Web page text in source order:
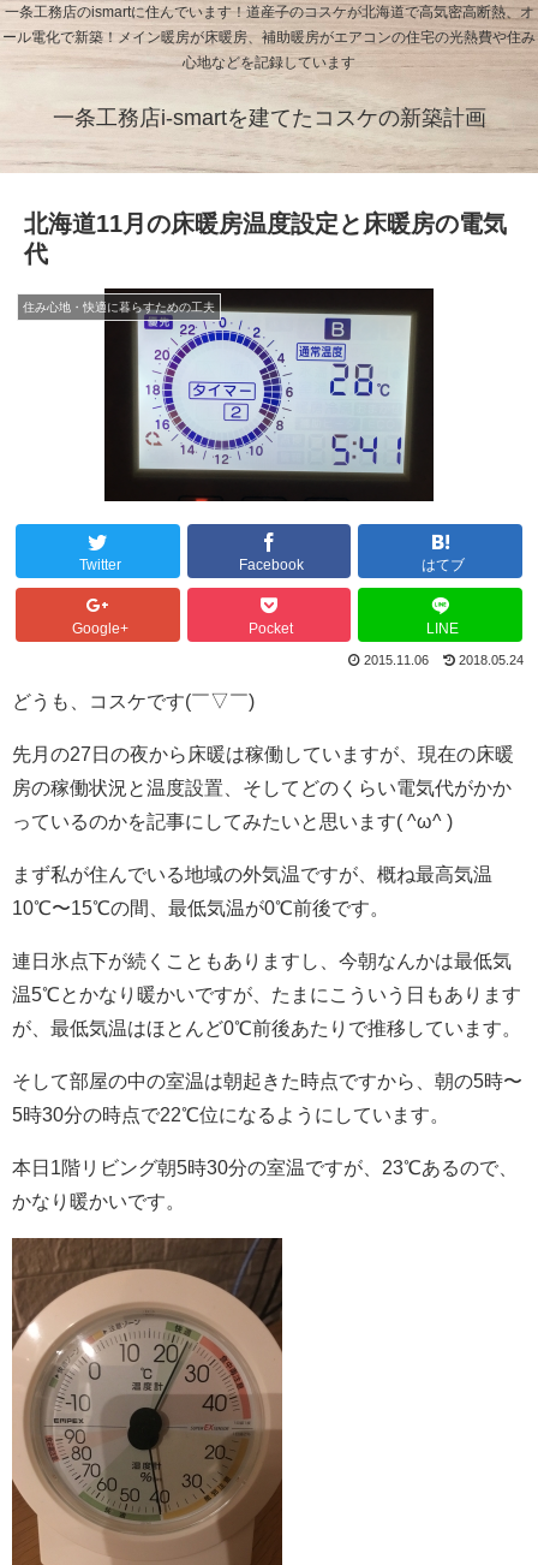
一条工務店のismartに住んでいます！道産子のコスケが北海道で高気密高断熱、オ
ール電化で新築！メイン暖房が床暖房、補助暖房がエアコンの住宅の光熱費や住み
心地などを記録しています
一条工務店i-smartを建てたコスケの新築計画
北海道11月の床暖房温度設定と床暖房の電気
代
住み心地・快適に暮らすための工夫
Twitter Facebook はてブ
Google+ Pocket LINE
2015.11.06 2018.05.24
どうも、コスケです(￣▽￣)
先月の27日の夜から床暖は稼働していますが、現在の床暖
房の稼働状況と温度設置、そしてどのくらい電気代がかか
っているのかを記事にしてみたいと思います( ^ω^ )
まず私が住んでいる地域の外気温ですが、概ね最高気温
10℃〜15℃の間、最低気温が0℃前後です。
連日氷点下が続くこともありますし、今朝なんかは最低気
温5℃とかなり暖かいですが、たまにこういう日もあります
が、最低気温はほとんど0℃前後あたりで推移しています。
そして部屋の中の室温は朝起きた時点ですから、朝の5時〜
5時30分の時点で22℃位になるようにしています。
本日1階リビング朝5時30分の室温ですが、23℃あるので、
かなり暖かいです。